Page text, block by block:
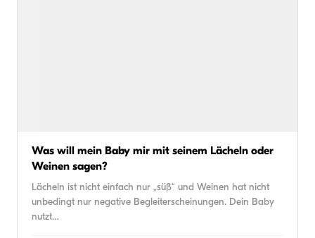
Was will mein Baby mir mit seinem Lächeln oder
Weinen sagen?
Lächeln ist nicht einfach nur „süß“ und Weinen hat nicht
unbedingt nur negative Begleiterscheinungen. Dein Baby
nutzt…